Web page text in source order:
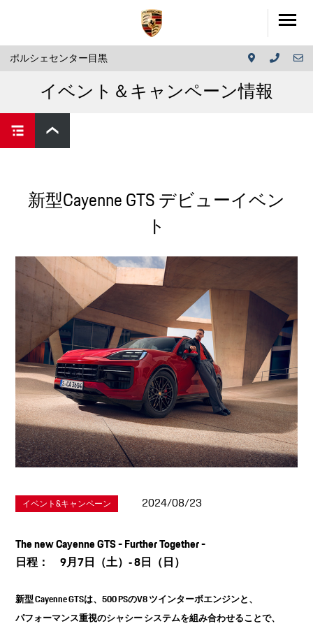
ポルシェセンター目黒
イベント＆キャンペーン情報
新型Cayenne GTS デビューイベン
ト
イベント&キャンペーン 2024/08/23
The new Cayenne GTS - Further Together -
日程： 9月7日（土）‐ 8日（日）
新型 Cayenne GTSは、500 PSのV8 ツインターボエンジンと、
パフォーマンス重視のシャシー システムを組み合わせることで、